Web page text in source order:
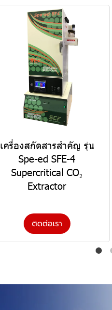
เครื่องสกัดสารสำคัญ รุ่น
Spe-ed SFE-4
Supercritical CO₂
Extractor
ติดต่อเรา